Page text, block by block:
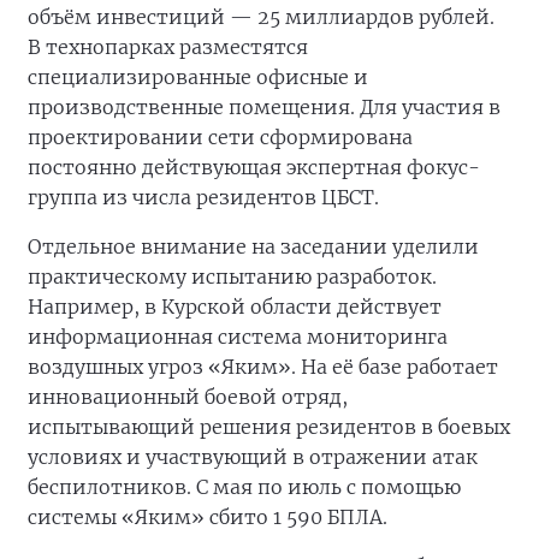
объём инвестиций — 25 миллиардов рублей.
В технопарках разместятся
специализированные офисные и
производственные помещения. Для участия в
проектировании сети сформирована
постоянно действующая экспертная фокус-
группа из числа резидентов ЦБСТ.
Отдельное внимание на заседании уделили
практическому испытанию разработок.
Например, в Курской области действует
информационная система мониторинга
воздушных угроз «Яким». На её базе работает
инновационный боевой отряд,
испытывающий решения резидентов в боевых
условиях и участвующий в отражении атак
беспилотников. С мая по июль с помощью
системы «Яким» сбито 1 590 БПЛА.